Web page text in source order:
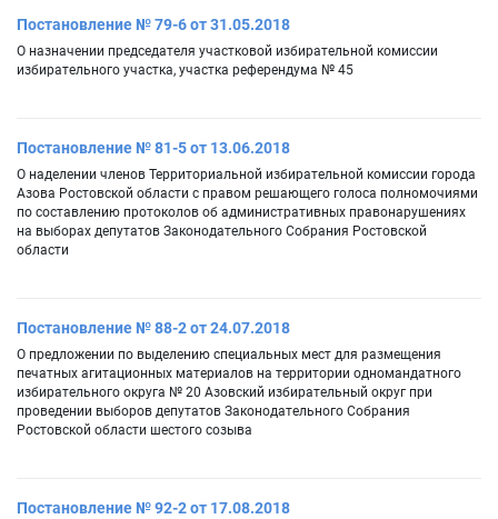
Постановление № 79-6 от 31.05.2018
О назначении председателя участковой избирательной комиссии
избирательного участка, участка референдума № 45
Постановление № 81-5 от 13.06.2018
О наделении членов Территориальной избирательной комиссии города
Азова Ростовской области с правом решающего голоса полномочиями
по составлению протоколов об административных правонарушениях
на выборах депутатов Законодательного Собрания Ростовской
области
Постановление № 88-2 от 24.07.2018
О предложении по выделению специальных мест для размещения
печатных агитационных материалов на территории одномандатного
избирательного округа № 20 Азовский избирательный округ при
проведении выборов депутатов Законодательного Собрания
Ростовской области шестого созыва
Постановление № 92-2 от 17.08.2018